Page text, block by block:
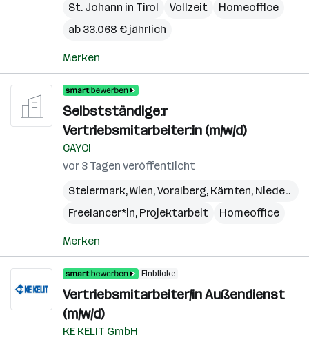
St. Johann in Tirol
Vollzeit
Homeoffice
ab 33.068 € jährlich
Merken
Selbstständige:r
Vertriebsmitarbeiter:in (m/w/d)
CAYCI
vor 3 Tagen veröffentlicht
Steiermark,Wien,Voralberg, Kärnten, Niederösterreich
Freelancer*in, Projektarbeit
Homeoffice
Merken
Einblicke
Vertriebsmitarbeiter/in Außendienst
(m/w/d)
KE KELIT GmbH